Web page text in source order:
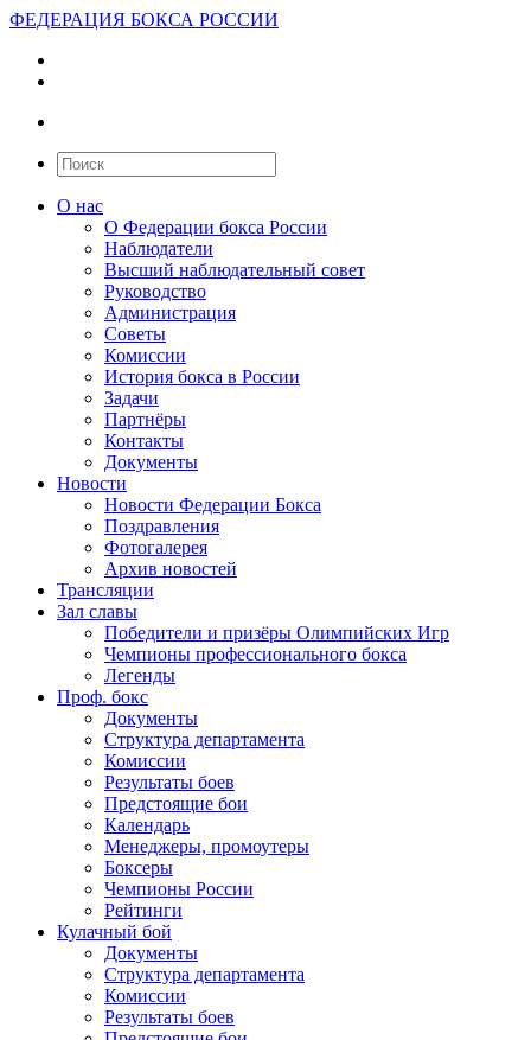
ФЕДЕРАЦИЯ БОКСА РОССИИ
О нас
О Федерации бокса России
Наблюдатели
Высший наблюдательный совет
Руководство
Администрация
Советы
Комиссии
История бокса в России
Задачи
Партнёры
Контакты
Документы
Новости
Новости Федерации Бокса
Поздравления
Фотогалерея
Архив новостей
Трансляции
Зал славы
Победители и призёры Олимпийских Игр
Чемпионы профессионального бокса
Легенды
Проф. бокс
Документы
Структура департамента
Комиссии
Результаты боев
Предстоящие бои
Календарь
Менеджеры, промоутеры
Боксеры
Чемпионы России
Рейтинги
Кулачный бой
Документы
Структура департамента
Комиссии
Результаты боев